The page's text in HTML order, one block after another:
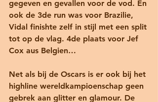
gegeven en gevallen voor de vod. En
ook de 3de run was voor Brazilie,
Vidal finishte zelf in stijl met een split
tot op de vlag. 4de plaats voor Jef
Cox aus Belgien…
Net als bij de Oscars is er ook bij het
highline wereldkampioenschap geen
gebrek aan glitter en glamour. De